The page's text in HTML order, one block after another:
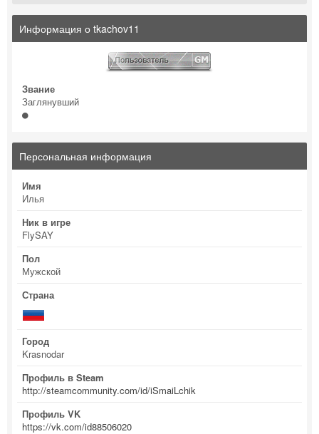
Информация о tkachov11
Звание
Заглянувший
Персональная информация
Имя
Илья
Ник в игре
FlySAY
Пол
Мужской
Страна
Город
Krasnodar
Профиль в Steam
http://steamcommunity.com/id/iSmaiLchik
Профиль VK
https://vk.com/id88506020